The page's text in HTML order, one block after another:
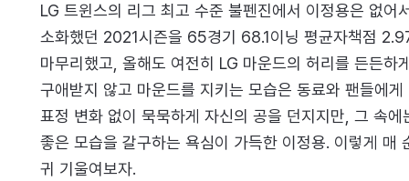
LG 트윈스의 리그 최고 수준 불펜진에서 이정용은 없어
소화했던 2021시즌을 65경기 68.1이닝 평균자책점
마무리했고, 올해도 여전히 LG 마운드의 허리를 든든하
구애받지 않고 마운드를 지키는 모습은 동료와 팬들에
표정 변화 없이 묵묵하게 자신의 공을 던지지만, 그 속
좋은 모습을 갈구하는 욕심이 가득한 이정용. 이렇게 매
귀 기울여보자.